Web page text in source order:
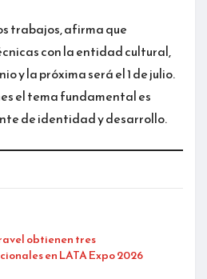
trabajos, afirma que
con la entidad cultural,
y la próxima será el 1 de julio.
el tema fundamental es
de identidad y desarrollo.
obtienen tres
en LATA Expo 2026